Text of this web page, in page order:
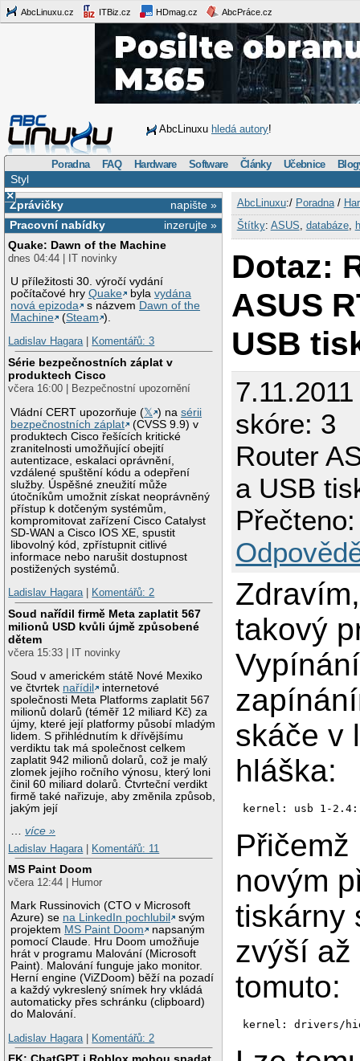
AbcLinuxu.cz ITBiz.cz HDmag.cz AbcPráce.cz
AbcLinuxu hledá autory!
Poradna FAQ Hardware Software Články Učebnice
Styl
×
napište »
Zprávičky
inzerujte »
Pracovní nabídky
Quake: Dawn of the Machine
dnes 04:44 | IT novinky
U příležitosti 30. výročí vydání
počítačové hryQuake bylavydána
nová epizoda
s názvem Dawn of the
Machine
(Steam ).
Ladislav Hagara| Komentářů: 3
Série bezpečnostních záplat v
produktech Cisco
včera 16:00 | Bezpečnostní upozornění
Vládní CERT upozorňuje (𝕏 ) nasérii
bezpečnostních záplat
(CVSS 9.9) v
produktech Cisco řešících kritické
zranitelnosti umožňující obejití
autentizace, eskalaci oprávnění,
vzdálené spuštění kódu a odepření
služby. Úspěšné zneužití může
útočníkům umožnit získat neoprávněný
přístup k dotčeným systémům,
kompromitovat zařízení Cisco Catalyst
SD-WAN a Cisco IOS XE, spustit
libovolný kód, zpřístupnit citlivé
informace nebo narušit dostupnost
postižených systémů.
Ladislav Hagara| Komentářů: 2
Soud nařídil firmě Meta zaplatit 567
milionů USD kvůli újmě způsobené
dětem
včera 15:33 | IT novinky
Soud v americkém státě Nové Mexiko
ve čtvrtek nařídil
internetové
společnosti Meta Platforms zaplatit 567
milionů dolarů (téměř 12 miliard Kč) za
újmy, které její platformy působí mladým
lidem. S přihlédnutím k dřívějšímu
verdiktu tak má společnost celkem
zaplatit 942 milionů dolarů, což je malý
zlomek jejího ročního výnosu, který loni
činil 60 miliard dolarů. Čtvrteční verdikt
firmě také nařizuje, aby změnila způsob,
jakým její
…více »
Ladislav Hagara
Komentářů: 11
MS Paint Doom
včera 12:44 | Humor
Mark Russinovich (CTO v Microsoft
Azure) se na LinkedIn pochlubil
svým
projektem MS Paint Doom
napsaným
pomocí Claude. Hru Doom umožňuje
hrát v programu Malování (Microsoft
Paint). Malování funguje jako monitor.
Herní engine (ViZDoom) běží na pozadí
a každý vykreslený snímek hry vkládá
automaticky přes schránku (clipboard)
do Malování.
Ladislav Hagara
Komentářů: 2
AbcLinuxu:/ Poradna/
Štítky: ASUS databáze,
Dotaz:
ASUS
USB
skóre: 3
Router
a USB
takový
skáče v
hláška:
novým
tiskárny
zvýší až
tomuto:
kernel: drivers/